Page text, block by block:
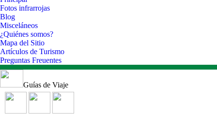
Fotos infrarrojas
Blog
Misceláneos
¿Quiénes somos?
Mapa del Sitio
Artículos de Turismo
Preguntas Freuentes
Guías de Viaje